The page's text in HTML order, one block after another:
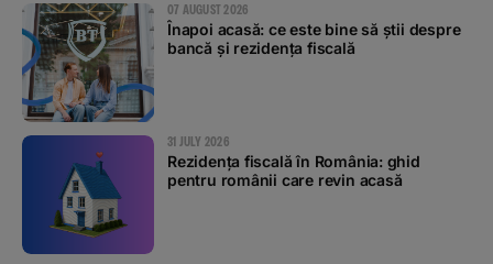
07 AUGUST 2026
Înapoi acasă: ce este bine să știi despre
bancă și rezidența fiscală
31 JULY 2026
Rezidența fiscală în România: ghid
pentru românii care revin acasă